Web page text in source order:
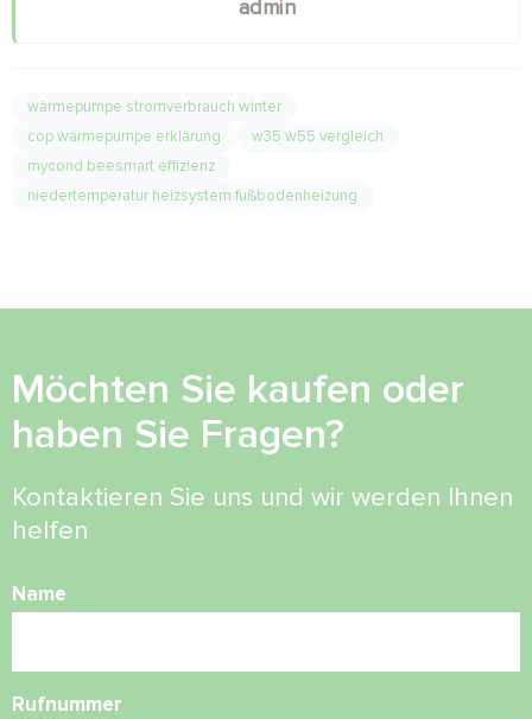
admin
wärmepumpe stromverbrauch winter
cop wärmepumpe erklärung
w35 w55 vergleich
mycond beesmart effizienz
niedertemperatur heizsystem fußbodenheizung
Möchten Sie kaufen oder
haben Sie Fragen?
Kontaktieren Sie uns und wir werden Ihnen
helfen
Name
Rufnummer